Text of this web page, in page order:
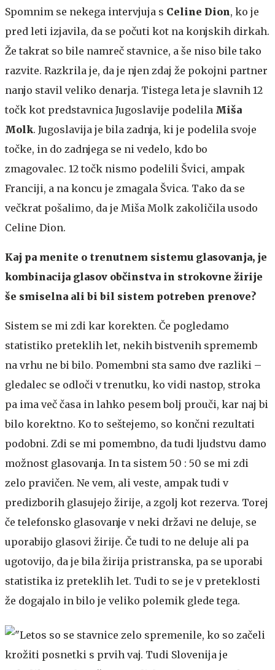
Spomnim se nekega intervjuja s Celine Dion, ko je
pred leti izjavila, da se počuti kot na konjskih dirkah.
Že takrat so bile namreč stavnice, a še niso bile tako
razvite. Razkrila je, da je njen zdaj že pokojni partner
nanjo stavil veliko denarja. Tistega leta je slavnih 12
točk kot predstavnica Jugoslavije podelila Miša
Molk. Jugoslavija je bila zadnja, ki je podelila svoje
točke, in do zadnjega se ni vedelo, kdo bo
zmagovalec. 12 točk nismo podelili Švici, ampak
Franciji, a na koncu je zmagala Švica. Tako da se
večkrat pošalimo, da je Miša Molk zakoličila usodo
Celine Dion.
Kaj pa menite o trenutnem sistemu glasovanja, je
kombinacija glasov občinstva in strokovne žirije
še smiselna ali bi bil sistem potreben prenove?
Sistem se mi zdi kar korekten. Če pogledamo
statistiko preteklih let, nekih bistvenih sprememb
na vrhu ne bi bilo. Pomembni sta samo dve razliki –
gledalec se odloči v trenutku, ko vidi nastop, stroka
pa ima več časa in lahko pesem bolj prouči, kar naj bi
bilo korektno. Ko to seštejemo, so končni rezultati
podobni. Zdi se mi pomembno, da tudi ljudstvu damo
možnost glasovanja. In ta sistem 50 : 50 se mi zdi
zelo pravičen. Ne vem, ali veste, ampak tudi v
predizborih glasujejo žirije, a zgolj kot rezerva. Torej
če telefonsko glasovanje v neki državi ne deluje, se
uporabijo glasovi žirije. Če tudi to ne deluje ali pa
ugotovijo, da je bila žirija pristranska, pa se uporabi
statistika iz preteklih let. Tudi to se je v preteklosti
že dogajalo in bilo je veliko polemik glede tega.